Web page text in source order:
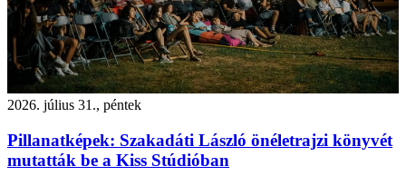
2026. július 31., péntek
Pillanatképek: Szakadáti László önéletrajzi könyvét
mutatták be a Kiss Stúdióban